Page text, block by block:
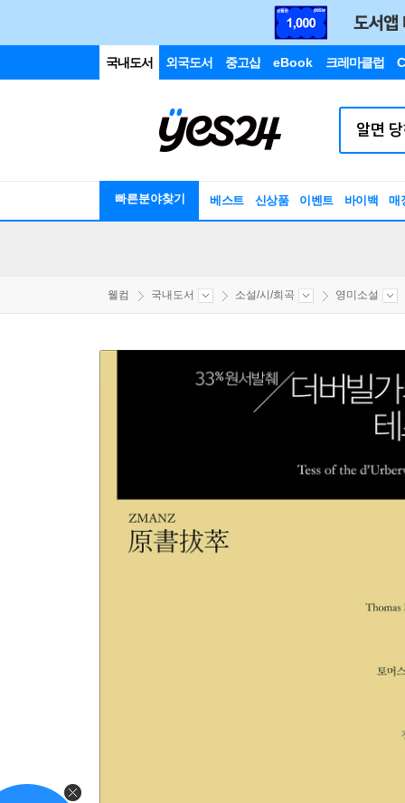
국내도서 외국도서 중고샵 eBook 크레마클럽
빠른분야찾기 베스트 신상품 이벤트 바이백 매
웰컴 국내도서 소설/시/희곡 영미소설